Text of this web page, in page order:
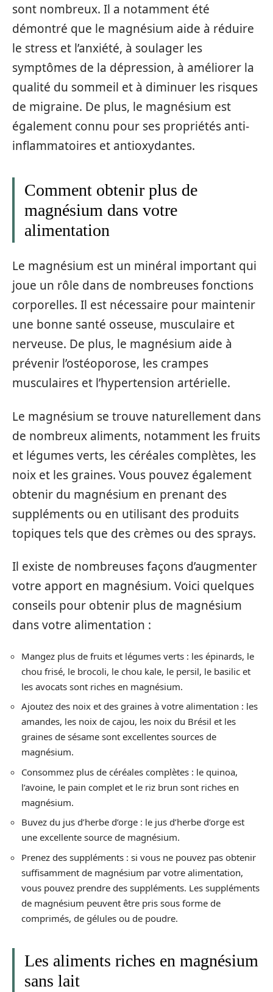
sont nombreux. Il a notamment été
démontré que le magnésium aide à réduire
le stress et l’anxiété, à soulager les
symptômes de la dépression, à améliorer la
qualité du sommeil et à diminuer les risques
de migraine. De plus, le magnésium est
également connu pour ses propriétés anti-
inflammatoires et antioxydantes.
Comment obtenir plus de
magnésium dans votre
alimentation
Le magnésium est un minéral important qui
joue un rôle dans de nombreuses fonctions
corporelles. Il est nécessaire pour maintenir
une bonne santé osseuse, musculaire et
nerveuse. De plus, le magnésium aide à
prévenir l’ostéoporose, les crampes
musculaires et l’hypertension artérielle.
Le magnésium se trouve naturellement dans
de nombreux aliments, notamment les fruits
et légumes verts, les céréales complètes, les
noix et les graines. Vous pouvez également
obtenir du magnésium en prenant des
suppléments ou en utilisant des produits
topiques tels que des crèmes ou des sprays.
Il existe de nombreuses façons d’augmenter
votre apport en magnésium. Voici quelques
conseils pour obtenir plus de magnésium
dans votre alimentation :
Mangez plus de fruits et légumes verts : les épinards, le
chou frisé, le brocoli, le chou kale, le persil, le basilic et
les avocats sont riches en magnésium.
Ajoutez des noix et des graines à votre alimentation : les
amandes, les noix de cajou, les noix du Brésil et les
graines de sésame sont excellentes sources de
magnésium.
Consommez plus de céréales complètes : le quinoa,
l’avoine, le pain complet et le riz brun sont riches en
magnésium.
Buvez du jus d’herbe d’orge : le jus d’herbe d’orge est
une excellente source de magnésium.
Prenez des suppléments : si vous ne pouvez pas obtenir
suffisamment de magnésium par votre alimentation,
vous pouvez prendre des suppléments. Les suppléments
de magnésium peuvent être pris sous forme de
comprimés, de gélules ou de poudre.
Les aliments riches en magnésium
sans lait